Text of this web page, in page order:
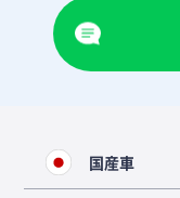
国産車